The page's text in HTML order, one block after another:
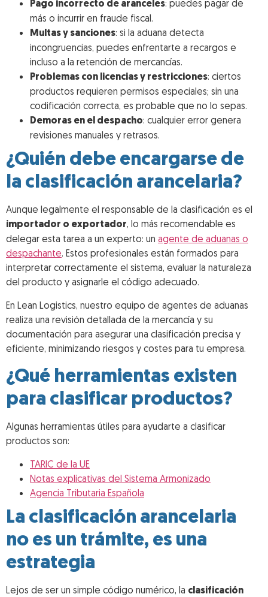
Pago incorrecto de aranceles: puedes pagar de
más o incurrir en fraude fiscal.
Multas y sanciones: si la aduana detecta
incongruencias, puedes enfrentarte a recargos e
incluso a la retención de mercancías.
Problemas con licencias y restricciones: ciertos
productos requieren permisos especiales; sin una
codificación correcta, es probable que no lo sepas.
Demoras en el despacho: cualquier error genera
revisiones manuales y retrasos.
¿Quién debe encargarse de
la clasificación arancelaria?
Aunque legalmente el responsable de la clasificación es el
importador o exportador, lo más recomendable es
delegar esta tarea a un experto: un agente de aduanas o
despachante. Estos profesionales están formados para
interpretar correctamente el sistema, evaluar la naturaleza
del producto y asignarle el código adecuado.
En Lean Logistics, nuestro equipo de agentes de aduanas
realiza una revisión detallada de la mercancía y su
documentación para asegurar una clasificación precisa y
eficiente, minimizando riesgos y costes para tu empresa.
¿Qué herramientas existen
para clasificar productos?
Algunas herramientas útiles para ayudarte a clasificar
productos son:
TARIC de la UE
Notas explicativas del Sistema Armonizado
Agencia Tributaria Española
La clasificación arancelaria
no es un trámite, es una
estrategia
Lejos de ser un simple código numérico, la clasificación